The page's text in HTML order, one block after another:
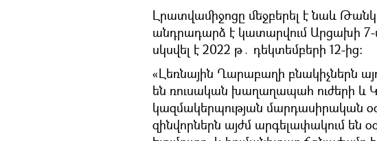
Լրատվամիջոցը մեջբերել է նաև
անդրադարձ է կատարվում Արցախի
սկսվել է 2022 թ․ դեկտեմբերի 12-ից։
«Լեռնային Ղարաբաղի բնակիչներն
են ռուսական խաղաղապահ ուժերի և
կազմակերպության մարդասիրական
զինվորներն այժմ արգելափակում են